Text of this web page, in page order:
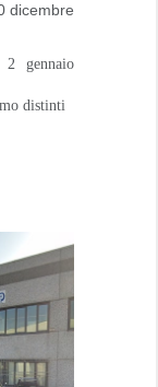
dicembre
2 gennaio
distinti